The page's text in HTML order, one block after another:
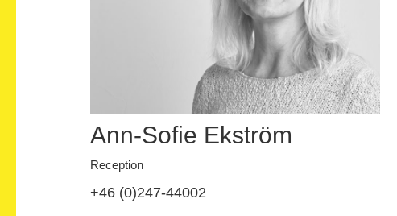
Ann-Sofie Ekström
Reception
+46 (0)247-44002